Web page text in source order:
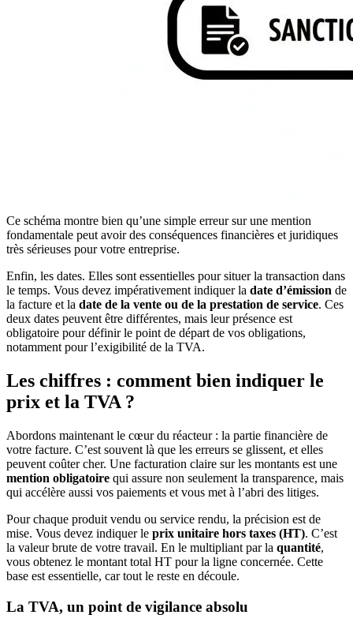
Ce schéma montre bien qu’une simple erreur sur une mention
fondamentale peut avoir des conséquences financières et juridiques
très sérieuses pour votre entreprise.
Enfin, les dates. Elles sont essentielles pour situer la transaction dans
le temps. Vous devez impérativement indiquer la date d’émission de
la facture et la date de la vente ou de la prestation de service. Ces
deux dates peuvent être différentes, mais leur présence est
obligatoire pour définir le point de départ de vos obligations,
notamment pour l’exigibilité de la TVA.
Les chiffres : comment bien indiquer le
prix et la TVA ?
Abordons maintenant le cœur du réacteur : la partie financière de
votre facture. C’est souvent là que les erreurs se glissent, et elles
peuvent coûter cher. Une facturation claire sur les montants est une
mention obligatoire qui assure non seulement la transparence, mais
qui accélère aussi vos paiements et vous met à l’abri des litiges.
Pour chaque produit vendu ou service rendu, la précision est de
mise. Vous devez indiquer le prix unitaire hors taxes (HT). C’est
la valeur brute de votre travail. En le multipliant par la quantité,
vous obtenez le montant total HT pour la ligne concernée. Cette
base est essentielle, car tout le reste en découle.
La TVA, un point de vigilance absolu